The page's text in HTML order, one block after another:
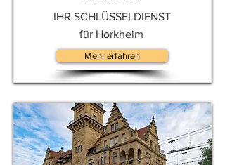
IHR SCHLÜSSELDIENST
für Horkheim
Mehr erfahren